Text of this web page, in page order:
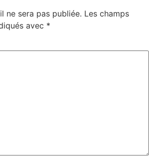
ne sera pas publiée. Les champs
avec *